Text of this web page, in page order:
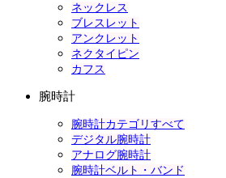
ネックレス
ブレスレット
アンクレット
ネクタイピン
カフス
腕時計
腕時計カテゴリすべて
デジタル腕時計
アナログ腕時計
腕時計ベルト・バンド